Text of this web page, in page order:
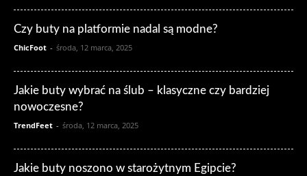
Czy buty na platformie nadal są modne?
ChicFoot - środa, 12 marca, 2025
Jakie buty wybrać na ślub – klasyczne czy bardziej
nowoczesne?
TrendFeet - środa, 12 marca, 2025
Jakie buty noszono w starożytnym Egipcie?